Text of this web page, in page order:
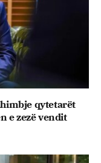
qytetarët
e zezë vendit